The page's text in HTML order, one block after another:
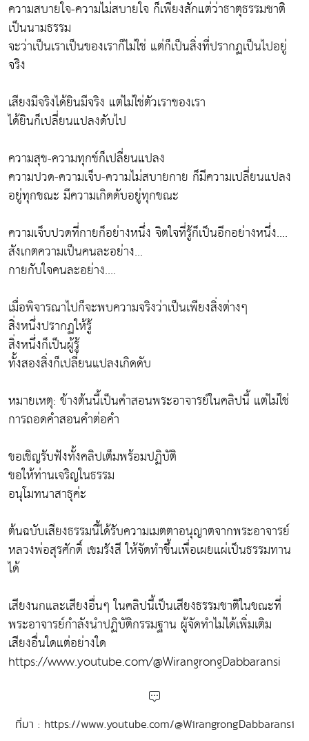
ความสบายใจ-ความไม่สบายใจ ก็เพียงสักแต่ว่าธาตุธรรมชาติ
เป็นนามธรรม
จะว่าเป็นเราเป็นของเราก็ไม่ใช่ แต่ก็เป็นสิ่งที่ปรากฏเป็นไปอยู่
จริง
เสียงมีจริงได้ยินมีจริง แต่ไม่ใช่ตัวเราของเรา
ได้ยินก็เปลี่ยนแปลงดับไป
ความสุข-ความทุกข์ก็เปลี่ยนแปลง
ความปวด-ความเจ็บ-ความไม่สบายกาย ก็มีความเปลี่ยนแปลง
อยู่ทุกขณะ มีความเกิดดับอยู่ทุกขณะ
ความเจ็บปวดที่กายก็อย่างหนึ่ง จิตใจที่รู้ก็เป็นอีกอย่างหนึ่ง....
สังเกตความเป็นคนละอย่าง...
กายกับใจคนละอย่าง....
เมื่อพิจารณาไปก็จะพบความจริงว่าเป็นเพียงสิ่งต่างๆ
สิ่งหนึ่งปรากฏให้รู้
สิ่งหนึ่งก็เป็นผู้รู้
ทั้งสองสิ่งก็เปลี่ยนแปลงเกิดดับ
หมายเหตุ: ข้างต้นนี้เป็นคำสอนพระอาจารย์ในคลิปนี้ แต่ไม่ใช่
การถอดคำสอนคำต่อคำ
ขอเชิญรับฟังทั้งคลิปเต็มพร้อมปฏิบัติ
ขอให้ท่านเจริญในธรรม
อนุโมทนาสาธุค่ะ
ต้นฉบับเสียงธรรมนี้ได้รับความเมตตาอนุญาตจากพระอาจารย์
หลวงพ่อสุรศักดิ์ เขมรังสี ให้จัดทำขึ้นเพื่อเผยแผ่เป็นธรรมทาน
ได้
เสียงนกและเสียงอื่นๆ ในคลิปนี้เป็นเสียงธรรมชาติในขณะที่
พระอาจารย์กำลังนำปฏิบัติกรรมฐาน ผู้จัดทำไม่ได้เพิ่มเติม
เสียงอื่นใดแต่อย่างใด
https://www.youtube.com/@WirangrongDabbaransi
ที่มา : https://www.youtube.com/@WirangrongDabbaransi